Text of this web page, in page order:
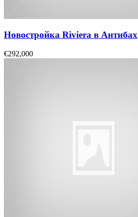
Новостройка Riviera в Антибах
€292,000